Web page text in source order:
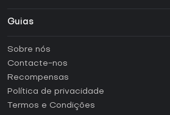
Guias
Como ativar uma CD Key Steam?
Como ativar uma CD Key Epic Games?
Como ativar uma CD Key GOG?
Sobre nós
Contacte-nos
Recompensas
Política de privacidade
Termos e Condições